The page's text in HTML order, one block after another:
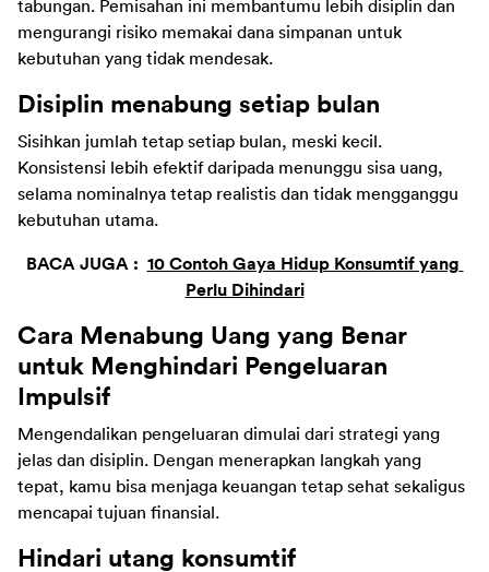
tabungan. Pemisahan ini membantumu lebih disiplin dan
mengurangi risiko memakai dana simpanan untuk
kebutuhan yang tidak mendesak.
Disiplin menabung setiap bulan
Sisihkan jumlah tetap setiap bulan, meski kecil.
Konsistensi lebih efektif daripada menunggu sisa uang,
selama nominalnya tetap realistis dan tidak mengganggu
kebutuhan utama.
BACA JUGA : 10 Contoh Gaya Hidup Konsumtif yang
Perlu Dihindari
Cara Menabung Uang yang Benar
untuk Menghindari Pengeluaran
Impulsif
Mengendalikan pengeluaran dimulai dari strategi yang
jelas dan disiplin. Dengan menerapkan langkah yang
tepat, kamu bisa menjaga keuangan tetap sehat sekaligus
mencapai tujuan finansial.
Hindari utang konsumtif